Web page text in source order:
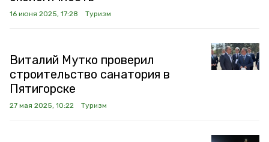
16 июня 2025, 17:28 Туризм
Виталий Мутко проверил
строительство санатория в
Пятигорске
27 мая 2025, 10:22 Туризм